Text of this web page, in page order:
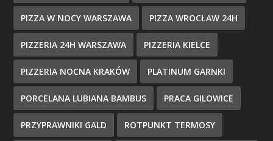
PIZZA W NOCY WARSZAWA PIZZA WROCŁAW 24H
PIZZERIA 24H WARSZAWA PIZZERIA KIELCE
PIZZERIA NOCNA KRAKÓW PLATINUM GARNKI
PORCELANA LUBIANA BAMBUS PRACA GILOWICE
PRZYPRAWNIKI GALD ROTPUNKT TERMOSY